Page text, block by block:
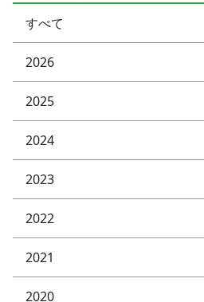
すべて
2026
2025
2024
2023
2022
2021
2020